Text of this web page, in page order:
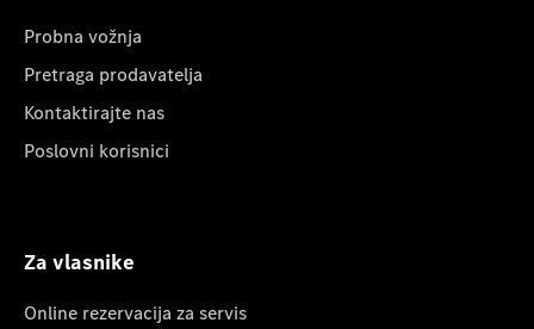
Probna vožnja
Pretraga prodavatelja
Kontaktirajte nas
Poslovni korisnici
Za vlasnike
Online rezervacija za servis